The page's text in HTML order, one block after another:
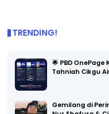
TRENDING!
🌟 PBD
Tahniah Cikgu
Gemilang di